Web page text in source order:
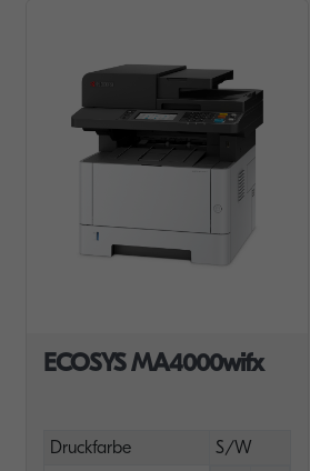
ECOSYS MA4000wifx
Druckfarbe
S/W